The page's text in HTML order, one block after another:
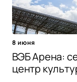
8 июня
ВЭБ Арена:
центр